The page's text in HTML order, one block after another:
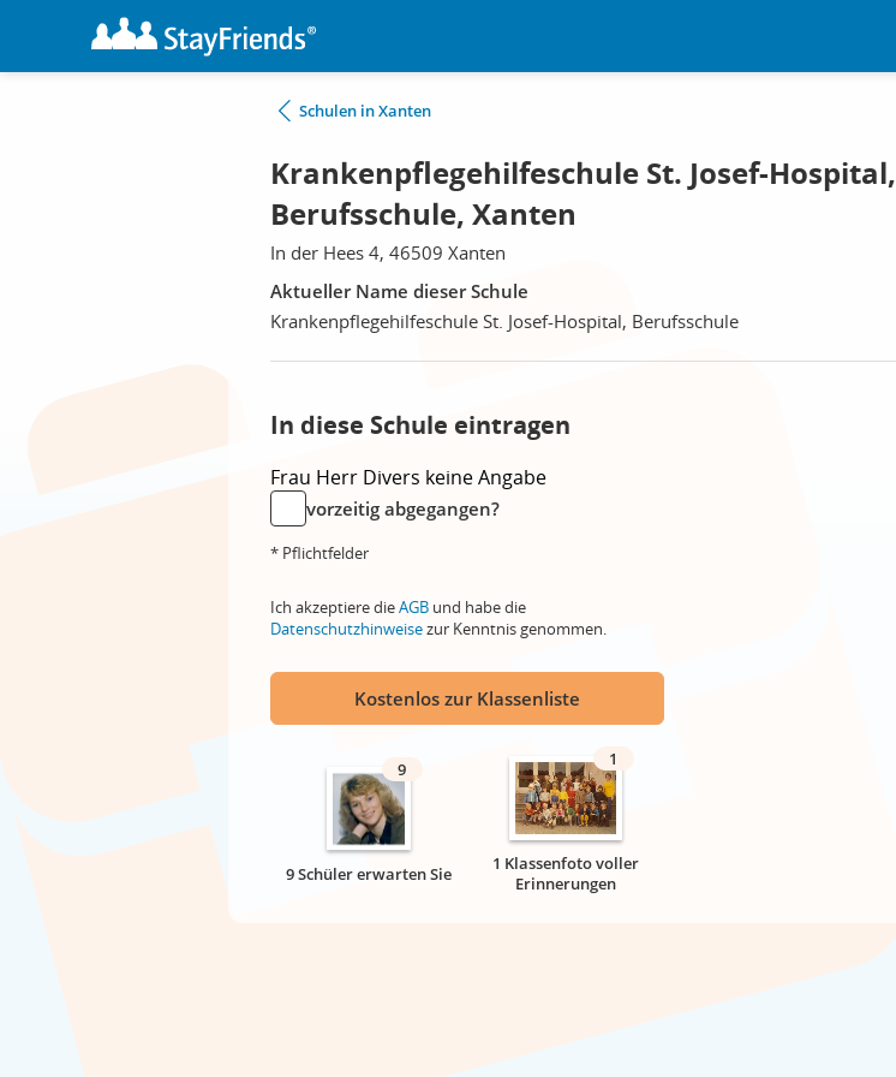
Schulen in Xanten
Krankenpflegehilfeschule St. Josef-Hospital,
Berufsschule, Xanten
In der Hees 4, 46509 Xanten
Aktueller Name dieser Schule
Krankenpflegehilfeschule St. Josef-Hospital, Berufsschule
In diese Schule eintragen
Frau Herr Divers keine Angabe
vorzeitig abgegangen?
* Pflichtfelder
Ich akzeptiere dieAGB und habe die
Datenschutzhinweisezur Kenntnis genommen.
Kostenlos zur Klassenliste
9
9 Schüler erwarten Sie
1
1 Klassenfoto voller
Erinnerungen